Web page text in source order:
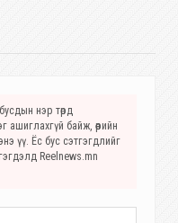
нэр төрд
ашиглахгүй байж, өөрийн
үү. Ёс бус сэтгэгдлийг
Reelnews.mn